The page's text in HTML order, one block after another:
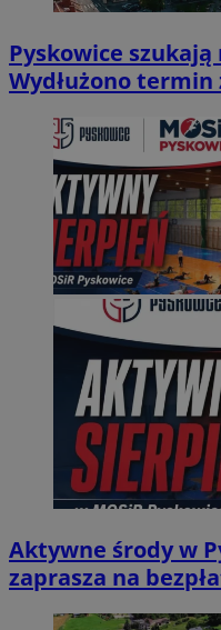
Pyskowice
Wydłużono termin
Aktywne środy w
zaprasza na